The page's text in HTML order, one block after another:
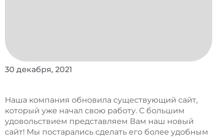
30 декабря, 2021
Наша компания обновила существующий сайт,
который уже начал свою работу. С большим
удовольствием представляем Вам наш новый
сайт! Мы постарались сделать его более удобным